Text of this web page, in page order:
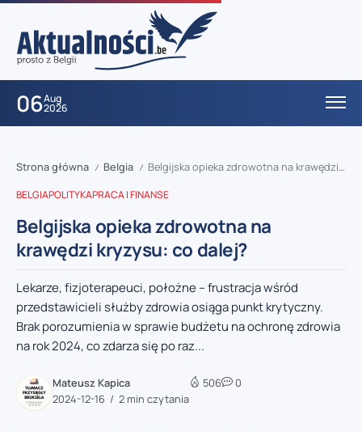
06Aug
2026
Strona główna / Belgia / Belgijska opieka zdrowotna na krawędzi kryzysu: co dalej?
BELGIAPOLITYKAPRACA I FINANSE
Belgijska opieka zdrowotna na
krawędzi kryzysu: co dalej?
Lekarze, fizjoterapeuci, położne – frustracja wśród
przedstawicieli służby zdrowia osiąga punkt krytyczny.
Brak porozumienia w sprawie budżetu na ochronę zdrowia
na rok 2024, co zdarza się po raz...
Mateusz Kapica
2024-12-16
2 min czytania
506 0